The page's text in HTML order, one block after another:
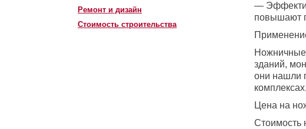
Ремонт и дизайн
Стоимость строительства
—
повышают
Ножничные
зданий,
они нашли
Цена на
Стоимость